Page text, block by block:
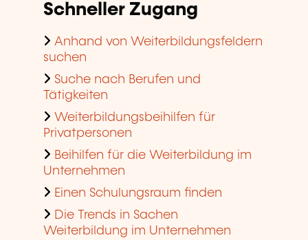
Schneller Zugang
Anhand von Weiterbildungsfeldern
suchen
Suche nach Berufen und
Tätigkeiten
Weiterbildungsbeihilfen für
Privatpersonen
Beihilfen für die Weiterbildung im
Unternehmen
Einen Schulungsraum finden
Die Trends in Sachen
Weiterbildung im Unternehmen